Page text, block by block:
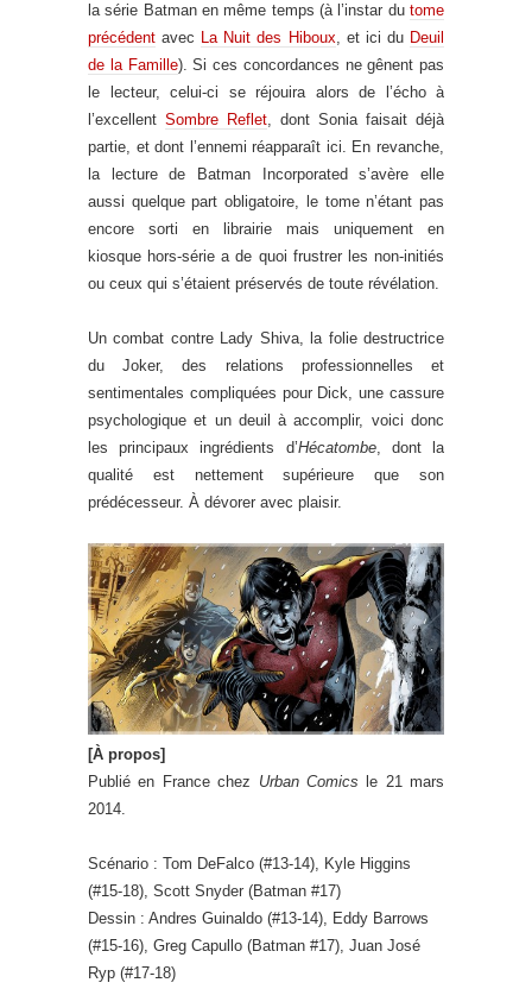
la série Batman en même temps (à l’instar du tome
précédent avec La Nuit des Hiboux, et ici du Deuil
de la Famille). Si ces concordances ne gênent pas
le lecteur, celui-ci se réjouira alors de l’écho à
l’excellent Sombre Reflet, dont Sonia faisait déjà
partie, et dont l’ennemi réapparaît ici. En revanche,
la lecture de Batman Incorporated s’avère elle
aussi quelque part obligatoire, le tome n’étant pas
encore sorti en librairie mais uniquement en
kiosque hors-série a de quoi frustrer les non-initiés
ou ceux qui s’étaient préservés de toute révélation.
Un combat contre Lady Shiva, la folie destructrice
du Joker, des relations professionnelles et
sentimentales compliquées pour Dick, une cassure
psychologique et un deuil à accomplir, voici donc
les principaux ingrédients d’Hécatombe, dont la
qualité est nettement supérieure que son
prédécesseur. À dévorer avec plaisir.
[À propos]
Publié en France chez Urban Comics le 21 mars
2014.
Scénario : Tom DeFalco (#13-14), Kyle Higgins
(#15-18), Scott Snyder (Batman #17)
Dessin : Andres Guinaldo (#13-14), Eddy Barrows
(#15-16), Greg Capullo (Batman #17), Juan José
Ryp (#17-18)